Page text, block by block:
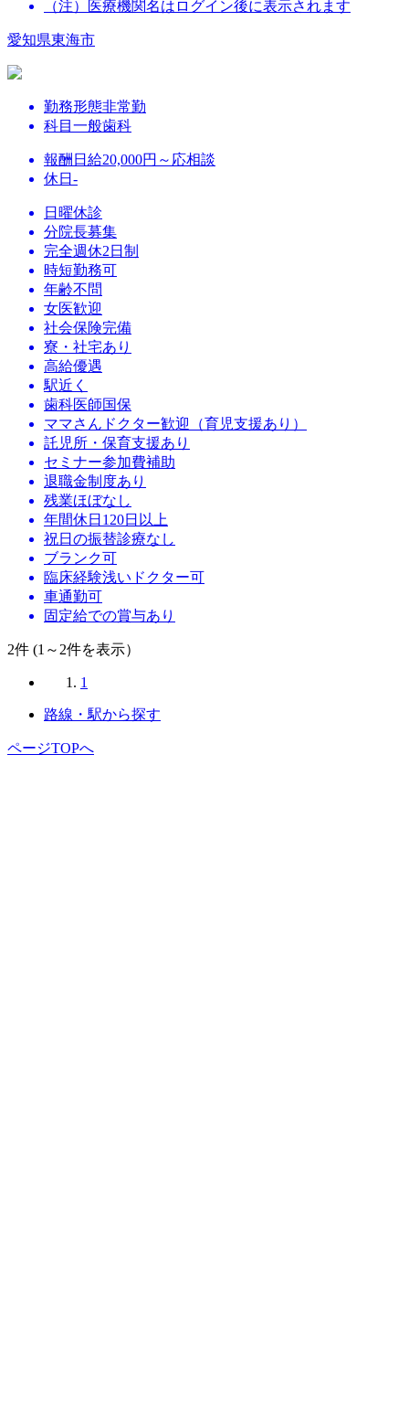
（注）医療機関名はログイン後に表示されます
愛知県東海市
勤務形態非常勤
科目 一般歯科
報酬 日給20,000円～応相談
休日 -
日曜休診
分院長募集
完全週休2日制
時短勤務可
年齢不問
女医歓迎
社会保険完備
寮・社宅あり
高給優遇
駅近く
歯科医師国保
ママさんドクター歓迎（育児支援あり）
託児所・保育支援あり
セミナー参加費補助
退職金制度あり
残業ほぼなし
年間休日120日以上
祝日の振替診療なし
ブランク可
臨床経験浅いドクター可
車通勤可
固定給での賞与あり
2件 (1～2件を表示）
1
路線・駅から探す
ページTOPへ